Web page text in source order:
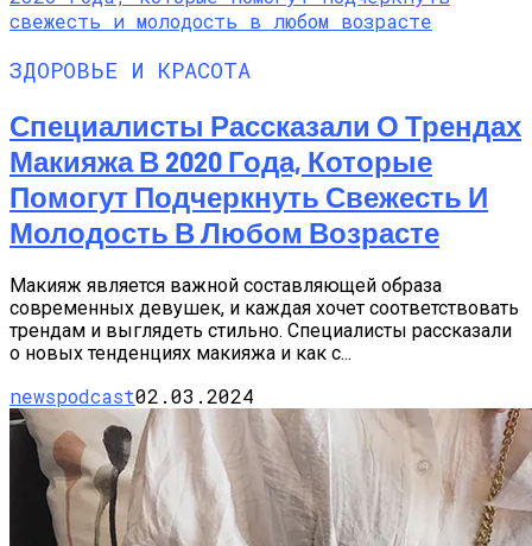
ЗДОРОВЬЕ И КРАСОТА
Специалисты Рассказали О Трендах
Макияжа В 2020 Года, Которые
Помогут Подчеркнуть Свежесть И
Молодость В Любом Возрасте
Макияж является важной составляющей образа
современных девушек, и каждая хочет соответствовать
трендам и выглядеть стильно. Специалисты рассказали
о новых тенденциях макияжа и как с...
newspodcast02.03.2024